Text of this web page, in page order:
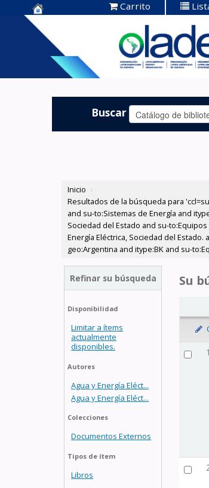
Centro de
Documentación
OLADE -
Carrito
Buscar
Inicio ›
Resultados de la búsqueda para
and su-to:Sistemas de Energía and
Sociedad del Estado and su-
Energía Eléctrica, Sociedad del Estado.
geo:Argentina and itype:BK and su-
Refinar su búsqueda
Disponibilidad
Limitar a ítems
actualmente
disponibles.
Autores
Agua y Energía Eléct...
Agua y Energía Eléct...
Colecciones
Documentos Externos
Tipos de ítem
Libros
Su